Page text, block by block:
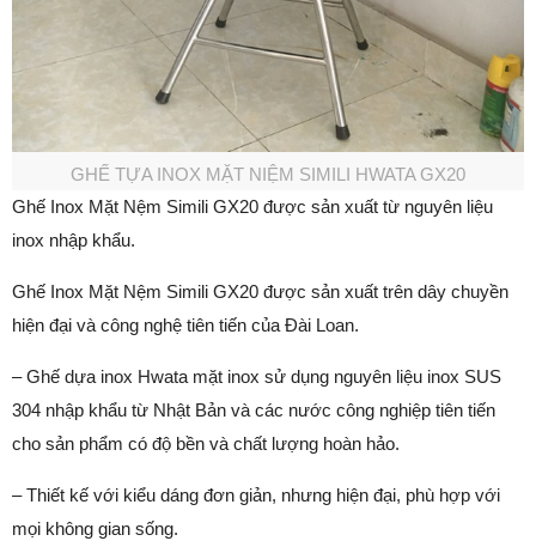
GHẾ TỰA INOX MẶT NIỆM SIMILI HWATA GX20
Ghế Inox Mặt Nệm Simili GX20 được sản xuất từ nguyên liệu
inox nhập khẩu.
Ghế Inox Mặt Nệm Simili GX20 được sản xuất trên dây chuyền
hiện đại và công nghệ tiên tiến của Đài Loan.
– Ghế dựa inox Hwata mặt inox sử dụng nguyên liệu inox SUS
304 nhập khẩu từ Nhật Bản và các nước công nghiệp tiên tiến
cho sản phẩm có độ bền và chất lượng hoàn hảo.
– Thiết kế với kiểu dáng đơn giản, nhưng hiện đại, phù hợp với
mọi không gian sống.